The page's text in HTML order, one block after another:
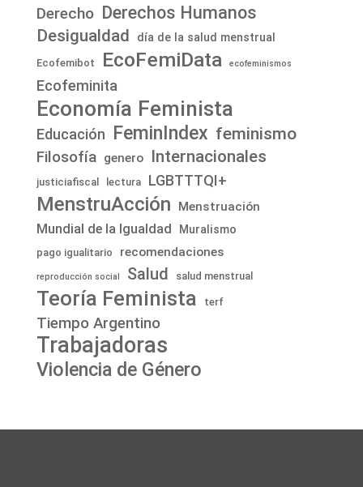
Derecho Derechos Humanos
Desigualdad día de la salud menstrual
Ecofemibot EcoFemiData ecofeminismos
Ecofeminita
Economía Feminista
Educación FeminIndex feminismo
Filosofía genero Internacionales
justiciafiscal lectura LGBTTTQI+
MenstruAcción Menstruación
Mundial de la Igualdad Muralismo
pago igualitario recomendaciones
reproducción social Salud salud menstrual
Teoría Feminista terf
Tiempo Argentino
Trabajadoras
Violencia de Género